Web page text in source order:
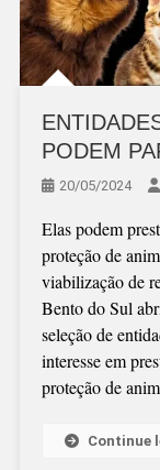
PODEM
20/05/2024
Elas podem
proteção de
viabilização de
Bento do Sul
seleção de
interesse em
proteção de
Continue